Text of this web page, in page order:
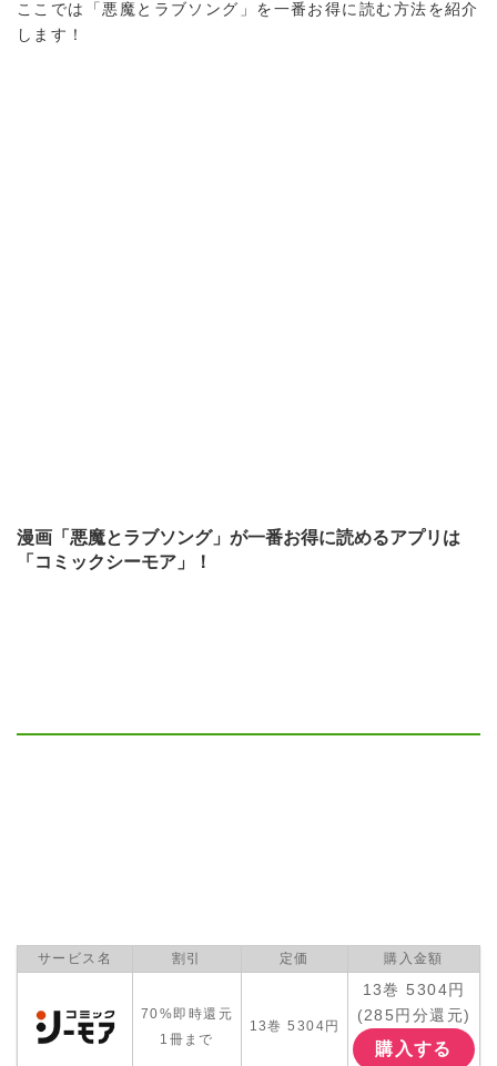
ここでは「悪魔とラブソング」を一番お得に読む方法を紹介
します！
漫画「悪魔とラブソング」が一番お得に読めるアプリは
「コミックシーモア」！
サービス名 割引 定価 購入金額
70%即時還元
1冊まで
13巻 5304円
13巻 5304円
(285円分還元)
購入する